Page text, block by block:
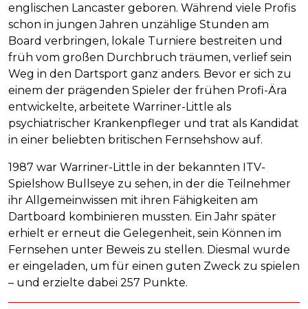
englischen Lancaster geboren. Während viele Profis
schon in jungen Jahren unzählige Stunden am
Board verbringen, lokale Turniere bestreiten und
früh vom großen Durchbruch träumen, verlief sein
Weg in den Dartsport ganz anders. Bevor er sich zu
einem der prägenden Spieler der frühen Profi-Ära
entwickelte, arbeitete Warriner-Little als
psychiatrischer Krankenpfleger und trat als Kandidat
in einer beliebten britischen Fernsehshow auf.
1987 war Warriner-Little in der bekannten ITV-
Spielshow Bullseye zu sehen, in der die Teilnehmer
ihr Allgemeinwissen mit ihren Fähigkeiten am
Dartboard kombinieren mussten. Ein Jahr später
erhielt er erneut die Gelegenheit, sein Können im
Fernsehen unter Beweis zu stellen. Diesmal wurde
er eingeladen, um für einen guten Zweck zu spielen
– und erzielte dabei 257 Punkte.